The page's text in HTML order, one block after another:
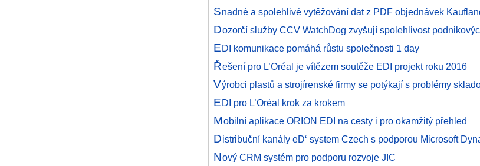
Snadné a spolehlivé vytěžování dat z PDF objednávek
Dozorčí služby CCV WatchDog zvyšují spolehlivost
EDI komunikace pomáhá růstu společnosti 1 day
Řešení pro L’Oréal je vítězem soutěže EDI projekt roku 2016
Výrobci plastů a strojírenské firmy se potýkají s problémy
EDI pro L’Oréal krok za krokem
Mobilní aplikace ORION EDI na cesty i pro okamžitý přehled
Distribuční kanály eD‘ system Czech s podporou Microsoft
Nový CRM systém pro podporu rozvoje JIC